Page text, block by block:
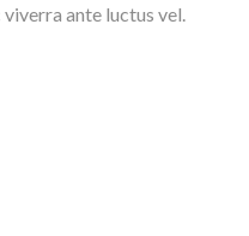
ante luctus vel.